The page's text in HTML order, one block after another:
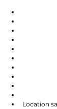
Location